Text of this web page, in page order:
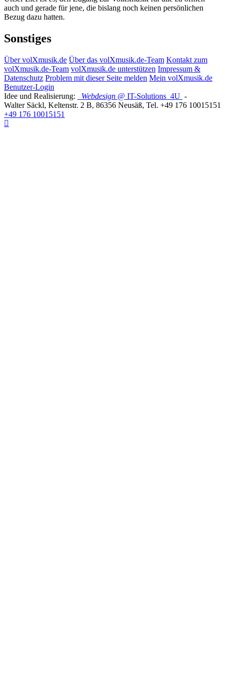
auch und gerade für jene, die bislang noch keinen persönlichen
Bezug dazu hatten.
Sonstiges
Über volXmusik.de Über das volXmusik.de-Team Kontakt zum
volXmusik.de-Team volXmusik.de unterstützen Impressum &
Datenschutz Problem mit dieser Seite melden Mein volXmusik.de
Benutzer-Login
Idee und Realisierung:
Webdesign @ IT-Solutions 4U -
Walter Säckl, Keltenstr. 2 B, 86356 Neusäß, Tel. +49 176 10015151
+49 176 10015151